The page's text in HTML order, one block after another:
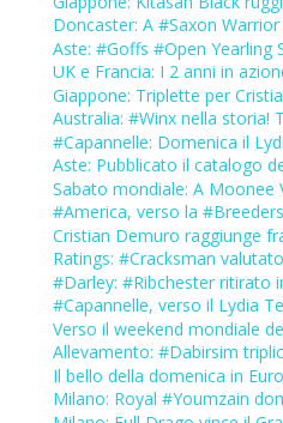
Doncaster: A #Saxon
Aste: #Goffs #Open Yearling
UK e Francia: I 2 anni in
Giappone: Triplette per
Australia: #Winx nella storia!
#Capannelle: Domenica il
Aste: Pubblicato il catalogo
Sabato mondiale: A Moonee
#America, verso la
Cristian Demuro raggiunge
Ratings: #Cracksman
#Darley: #Ribchester ritirato
#Capannelle, verso il Lydia
Verso il weekend mondiale
Allevamento: #Dabirsim
Il bello della domenica in
Milano: Royal #Youmzain